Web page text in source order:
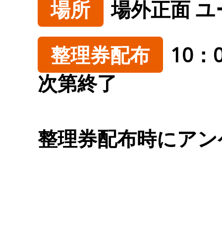
場所
場外正面
整理券配布
10：
次第終了
整理券配布時にア